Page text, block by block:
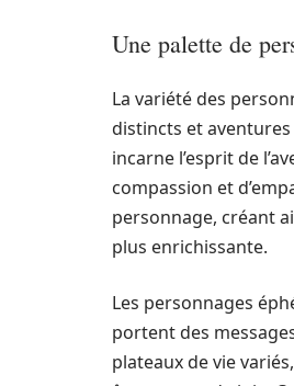
Une palette de
La variété des
distincts et aventures
incarne l’esprit de
compassion et
personnage, créant
plus enrichissante.
Les personnages
portent des
plateaux de vie